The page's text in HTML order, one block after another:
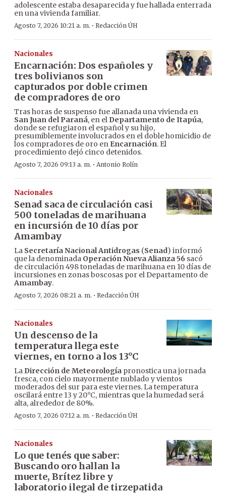
adolescente estaba desaparecida y fue hallada enterrada
en una vivienda familiar.
Agosto 7, 2026 10:21 a. m. · Redacción ÚH
Nacionales
Encarnación: Dos españoles y
tres bolivianos son
capturados por doble crimen
de compradores de oro
Tras horas de suspenso fue allanada una vivienda en
San Juan del Paraná, en el Departamento de Itapúa,
donde se refugiaron el español y su hijo,
presumiblemente involucrados en el doble homicidio de
los compradores de oro en Encarnación. El
procedimiento dejó cinco detenidos.
Agosto 7, 2026 09:13 a. m. · Antonio Rolín
Nacionales
Senad saca de circulación casi
500 toneladas de marihuana
en incursión de 10 días por
Amambay
La Secretaría Nacional Antidrogas (Senad) informó
que la denominada Operación Nueva Alianza 56 sacó
de circulación 498 toneladas de marihuana en 10 días de
incursiones en zonas boscosas por el Departamento de
Amambay.
Agosto 7, 2026 08:21 a. m. · Redacción ÚH
Nacionales
Un descenso de la
temperatura llega este
viernes, en torno a los 13°C
La Dirección de Meteorología pronostica una jornada
fresca, con cielo mayormente nublado y vientos
moderados del sur para este viernes. La temperatura
oscilará entre 13 y 20°C, mientras que la humedad será
alta, alrededor de 80%.
Agosto 7, 2026 07:12 a. m. · Redacción ÚH
Nacionales
Lo que tenés que saber:
Buscando oro hallan la
muerte, Brítez libre y
laboratorio ilegal de tirzepatida